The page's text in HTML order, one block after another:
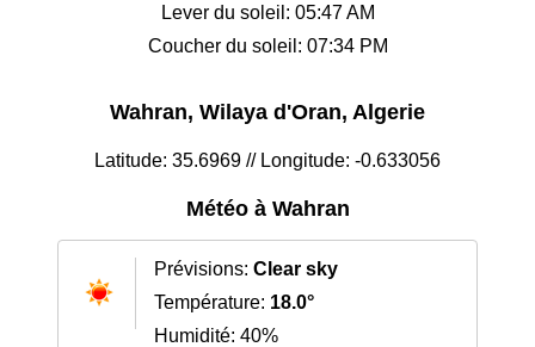
Lever du soleil: 05:47 AM
Coucher du soleil: 07:34 PM
Wahran, Wilaya d'Oran, Algerie
Latitude: 35.6969 // Longitude: -0.633056
Météo à Wahran
Prévisions: Clear sky
Température: 18.0°
Humidité: 40%